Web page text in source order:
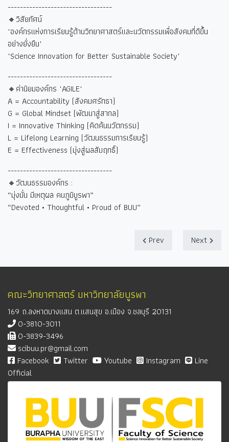
----------------------------------
🔸วิสัยทัศน์
"องค์กรแห่งการเรียนรู้ด้านวิทยาศาสตร์และนวัตกรรมเพื่อสังคมที่ดีขึ้น
อย่างยั่งยืน"
"Science Innovation for Better Sustainable Society"
----------------------------------
🔸ค่านิยมองค์กร "AGILE"
A = Accountability (สังคมศรัทธา)
G = Global Mindset (พัฒนาสู่สากล)
I = Innovative Thinking (คิดค้นนวัตกรรม)
L = Lifelong Learning (วัฒนธรรมการเรียนรู้)
E = Effectiveness (มุ่งสู่ผลสัมฤทธิ์)
----------------------------------
🔸วัฒนธรรมองค์กร :
“มุ่งมั่น มีเหตุผล คนภูมิบูรพา”
“Devoted • Thoughtful • Proud of BUU”
Prev Next
คณะวิทยาศาสตร์ มหาวิทยาลัยบูรพา
169 ถ.ลงหาดบางแสน ต.แสนสุข อ.เมือง จ.ชลบุรี 20131
0-3810-3011
0-3839-3496
scibuu.pr@gmail.com
Facebook
Twitter Youtube Instagram
Line
Official